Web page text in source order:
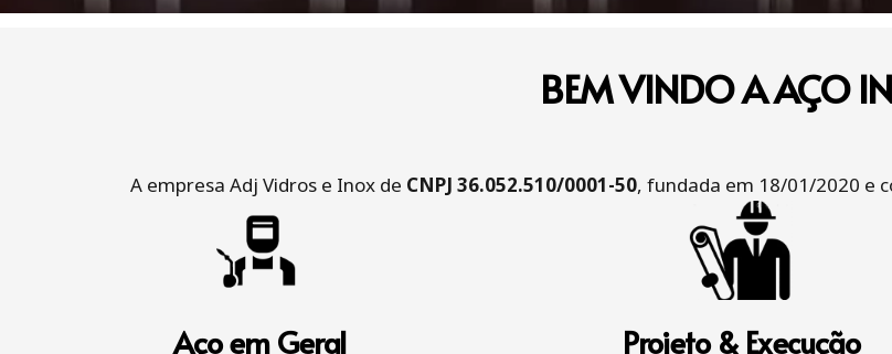
BEM VINDO A AÇO
A empresa Adj Vidros e Inox de CNPJ 36.052.510/0001-50, fundada em 18/01/2020 e
Aço em Geral Projeto & Execução